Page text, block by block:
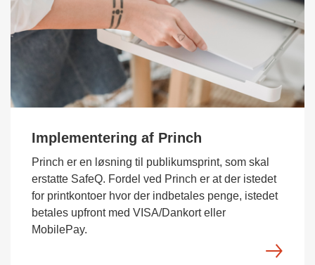
Implementering af Princh
Princh er en løsning til publikumsprint, som skal
erstatte SafeQ. Fordel ved Princh er at der istedet
for printkontoer hvor der indbetales penge, istedet
betales upfront med VISA/Dankort eller
MobilePay.